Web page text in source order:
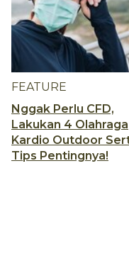
FEATURE
Nggak Perlu CFD,
Lakukan 4 Olahraga
Kardio Outdoor
Tips Pentingnya!